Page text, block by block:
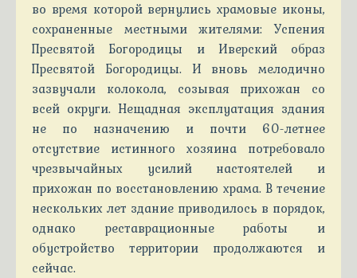
во время которой вернулись храмовые иконы,
сохраненные местными жителями: Успения
Пресвятой Богородицы и Иверский образ
Пресвятой Богородицы. И вновь мелодично
зазвучали колокола, созывая прихожан со
всей округи. Нещадная эксплуатация здания
не по назначению и почти 60-летнее
отсутствие истинного хозяина потребовало
чрезвычайных усилий настоятелей и
прихожан по восстановлению храма. В течение
нескольких лет здание приводилось в порядок,
однако реставрационные работы и
обустройство территории продолжаются и
сейчас.